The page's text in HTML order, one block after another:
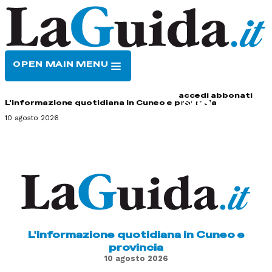
OPEN MAIN MENU
accedi abbonati
L'informazione quotidiana in Cuneo e provincia
10 agosto 2026
L'informazione quotidiana in Cuneo e
provincia
10 agosto 2026